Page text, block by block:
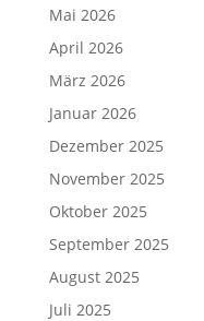
Mai 2026
April 2026
März 2026
Januar 2026
Dezember 2025
November 2025
Oktober 2025
September 2025
August 2025
Juli 2025